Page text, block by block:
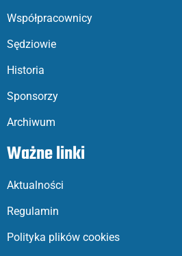
Współpracownicy
Sędziowie
Historia
Sponsorzy
Archiwum
Ważne linki
Aktualności
Regulamin
Polityka plików cookies